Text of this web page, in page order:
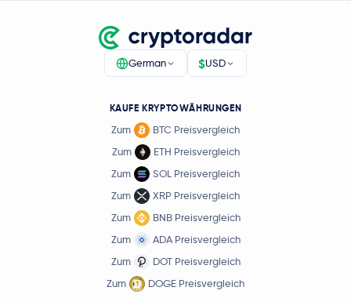
German $USD
KAUFE KRYPTOWÄHRUNGEN
Zum
BTC Preisvergleich
Zum
ETH Preisvergleich
Zum
SOL Preisvergleich
Zum
XRP Preisvergleich
Zum
BNB Preisvergleich
Zum
ADA Preisvergleich
Zum
DOT Preisvergleich
Zum
DOGE Preisvergleich